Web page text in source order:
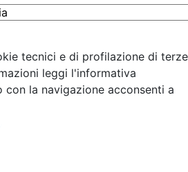
tecnici e di profilazione di terze
leggi l'informativa
con la navigazione acconsenti a